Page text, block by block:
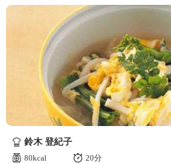
鈴木 登紀子
80kcal
20分